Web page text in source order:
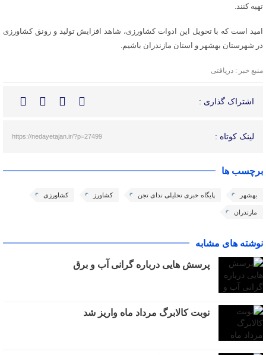
تهیه کنند.
امید است که با تحویل این ادوات کشاورزی، شاهد افزایش تولید و رونق کشاورزی
در شهرستان بهشهر و استان مازندران باشیم.
منبع خبر : دریافتی
اشتراک گذاری :
لینک کوتاه : https://nedayetajan.ir/?p=27499
برچسب ها
بهشهر پایگاه خبری تحلیلی ندای تجن کشاورز کشاورزی
مازندران
نوشته های مشابه
پرسش هایی درباره گرانی آب و برق
نوبت کالابرگ مرداد ماه واریز شد